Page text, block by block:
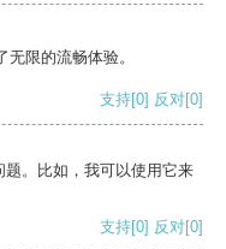
限的流畅体验。
支持[0] 反对[0]
。比如，我可以使用它来
支持[0] 反对[0]